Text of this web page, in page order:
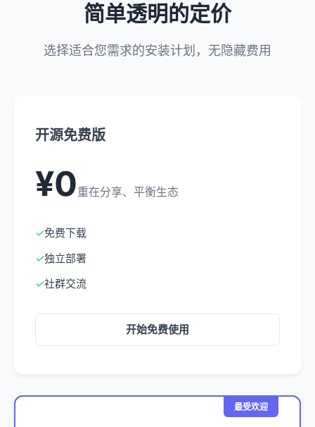
简单透明的定价
选择适合您需求的安装计划，无隐藏费用
开源免费版
¥0重在分享、平衡生态
✓免费下载
✓独立部署
✓社群交流
开始免费使用
最受欢迎